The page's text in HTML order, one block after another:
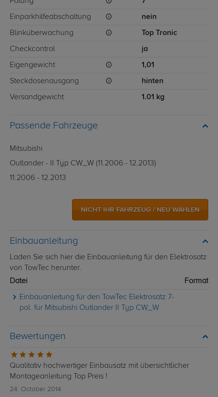
Einparkhilfeabschaltung nein
Blinküberwachung Top Tronic
Checkcontrol ja
Eigengewicht 1,01
Steckdosenausgang hinten
Versandgewicht 1.01 kg
Passende Fahrzeuge
Mitsubishi
Outlander - II Typ CW_W (11.2006 - 12.2013)
11.2006 - 12.2013
NICHT IHR FAHRZEUG / NEU WÄHLEN
Einbauanleitung
Laden Sie sich hier die Einbauanleitung für den Elektrosatz
von TowTec herunter.
Datei
Format
Einbauanleitung für den TowTec Elektrosatz 7-
pol. für Mitsubishi Outlander II Typ CW_W
Bewertungen
Qualitativ hochwertiger Einbausatz mit übersichtlicher
Montageanleitung Top Preis !
24. October 2014